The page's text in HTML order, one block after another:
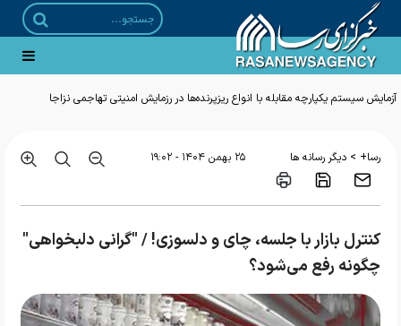
آزمایش سیستم یکپارچه مقابله با انواع ریزپرنده‌ها در رزمایش امنیتی تهاجمی نزاجا
رسا+ > دیگر رسانه ها ۲۵ بهمن ۱۴۰۴ - ۱۹:۰۲
کنترل بازار با جلسه، چای و دلسوزی! / "گرانی دلبخواهی"
چگونه رفع می‌شود؟